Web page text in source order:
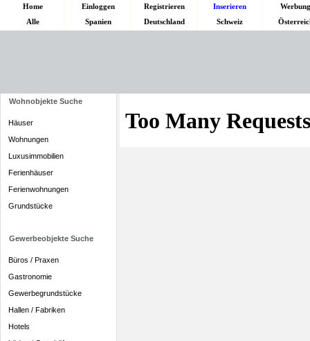
Home Einloggen Registrieren Inserieren
Werbung
Alle
Spanien Deutschland Schweiz
Wohnobjekte Suche
Häuser
Wohnungen
Luxusimmobilien
Ferienhäuser
Ferienwohnungen
Grundstücke
Gewerbeobjekte Suche
Büros / Praxen
Gastronomie
Gewerbegrundstücke
Hallen / Fabriken
Hotels